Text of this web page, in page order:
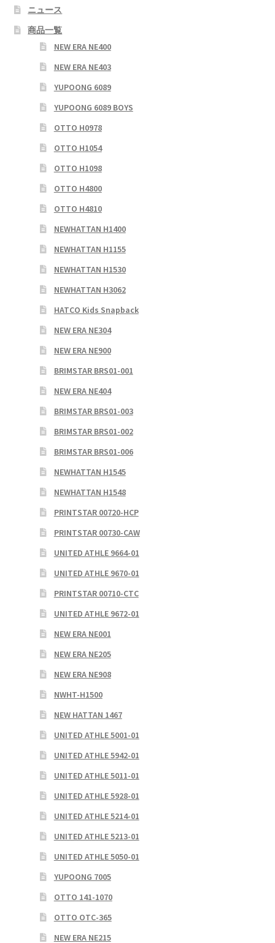
ョ
ニュース
商品一覧
NEW ERA NE400
NEW ERA NE403
YUPOONG 6089
YUPOONG 6089 BOYS
OTTO H0978
OTTO H1054
OTTO H1098
OTTO H4800
OTTO H4810
NEWHATTAN H1400
NEWHATTAN H1155
NEWHATTAN H1530
NEWHATTAN H3062
HATCO Kids Snapback
NEW ERA NE304
NEW ERA NE900
BRIMSTAR BRS01-001
NEW ERA NE404
BRIMSTAR BRS01-003
BRIMSTAR BRS01-002
BRIMSTAR BRS01-006
NEWHATTAN H1545
NEWHATTAN H1548
PRINTSTAR 00720-HCP
PRINTSTAR 00730-CAW
UNITED ATHLE 9664-01
UNITED ATHLE 9670-01
PRINTSTAR 00710-CTC
UNITED ATHLE 9672-01
NEW ERA NE001
NEW ERA NE205
NEW ERA NE908
NWHT-H1500
NEW HATTAN 1467
UNITED ATHLE 5001-01
UNITED ATHLE 5942-01
UNITED ATHLE 5011-01
UNITED ATHLE 5928-01
UNITED ATHLE 5214-01
UNITED ATHLE 5213-01
UNITED ATHLE 5050-01
YUPOONG 7005
OTTO 141-1070
OTTO OTC-365
NEW ERA NE215